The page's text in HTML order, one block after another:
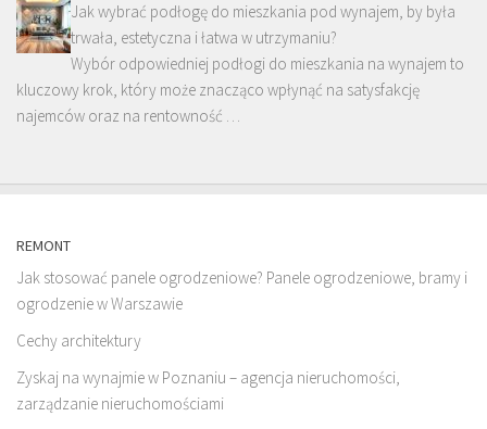
Jak wybrać podłogę do mieszkania pod wynajem, by była
trwała, estetyczna i łatwa w utrzymaniu?
Wybór odpowiedniej podłogi do mieszkania na wynajem to
kluczowy krok, który może znacząco wpłynąć na satysfakcję
najemców oraz na rentowność …
REMONT
Jak stosować panele ogrodzeniowe? Panele ogrodzeniowe, bramy i
ogrodzenie w Warszawie
Cechy architektury
Zyskaj na wynajmie w Poznaniu – agencja nieruchomości,
zarządzanie nieruchomościami